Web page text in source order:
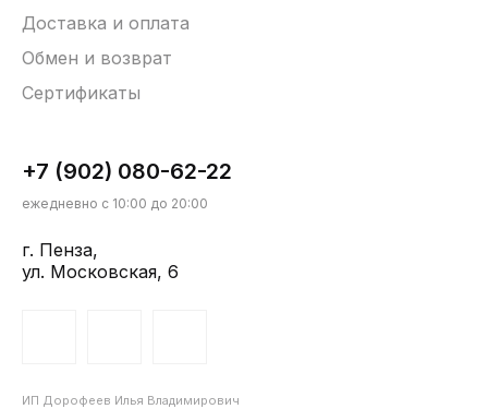
Доставка и оплата
Обмен и возврат
Сертификаты
+7 (902) 080-62-22
ежедневно с 10:00 до 20:00
г. Пенза,
ул. Московская, 6
ИП Дорофеев Илья Владимирович